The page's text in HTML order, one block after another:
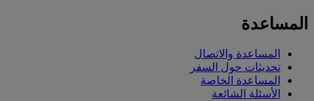
المساعدة
المساعدة والاتصال
تحديثات حول السفر
المساعدة الخاصة
الأسئلة الشائعة